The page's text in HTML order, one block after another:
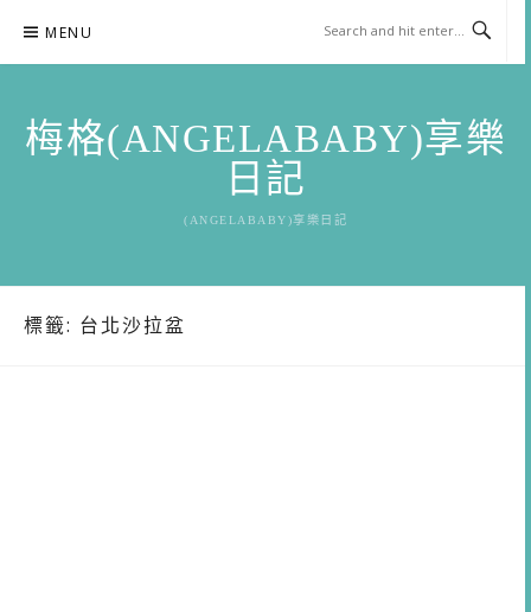
content
MENU
梅格(ANGELABABY)享樂
日記
(ANGELABABY)享樂日記
標籤: 台北沙拉盆